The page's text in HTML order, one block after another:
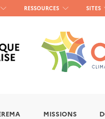
RESSOURCES SITES
MISSIONS